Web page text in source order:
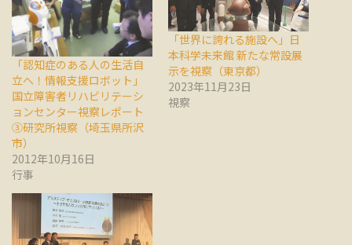
「認知症のある人の生活自
立へ！情報支援ロボット」
国立障害者リハビリテーシ
ョンセンター視察レポート
③研究所視察（埼玉県所沢
市）
2012年10月16日
行事
「世界に誇れる施設へ」日
本科学未来館 新たな常設展
示を視察（東京都）
2023年11月23日
視察